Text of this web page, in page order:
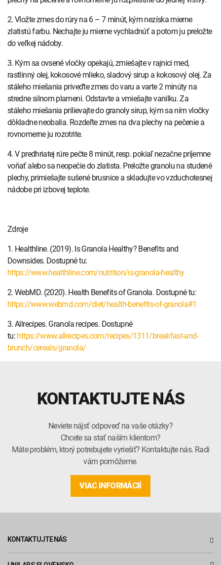
2. Vložte zmes do rúry na 6 – 7 minút, kým nezíska mierne
zlatistú farbu. Nechajte ju mierne vychladnúť a potom ju preložte
do veľkej nádoby.
3. Kým sa ovsené vločky opekajú, zmiešajte v rajnici med,
rastlinný olej, kokosové mlieko, sladový sirup a kokosový olej. Za
stáleho miešania priveďte zmes do varu a varte 2 minúty na
stredne silnom plameni. Odstavte a vmiešajte vanilku. Za
stáleho miešania prilievajte do granoly sirup, kým sa ním vločky
dôkladne neobalia. Rozdeľte zmes na dva plechy na pečenie a
rovnomerne ju rozotrite.
4. V predhriatej rúre pečte 8 minút, resp. pokiaľ nezačne príjemne
voňať alebo sa neopečie do zlatista. Preložte granolu na studené
plechy, primiešajte sušené brusnice a skladujte vo vzduchotesnej
nádobe pri izbovej teplote.
Zdroje
1. Healthline. (2019). Is Granola Healthy? Benefits and
Downsides. Dostupné tu:
https://www.healthline.com/nutrition/is-granola-healthy
2. WebMD. (2020). Health Benefits of Granola. Dostupné tu:
https://www.webmd.com/diet/health-benefits-of-granola#1
3. Allrecipes. Granola recipes. Dostupné
tu:https://www.allrecipes.com/recipes/1311/breakfast-and-
brunch/cereals/granola/
KONTAKTUJTE NÁS
Neviete nájsť odpoveď na vaše otázky?
Chcete sa stať naším klientom?
Máte problém, ktorý potrebujete vyriešiť? Kontaktujte nás. Radi
vám pomôžeme.
VIAC INFORMÁCIÍ
KONTAKTUJTE NÁS